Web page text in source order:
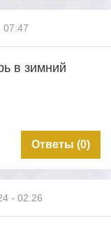
07:47
в зимний
Ответы (0)
- 02:26